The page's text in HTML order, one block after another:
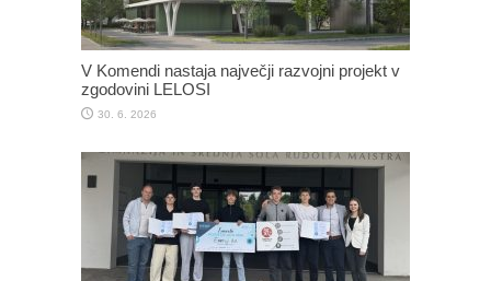
V Komendi nastaja največji razvojni projekt v
zgodovini LELOSI
30. 6. 2026